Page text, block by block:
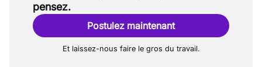
pensez.
Postulez maintenant
Et laissez-nous faire le gros du travail.